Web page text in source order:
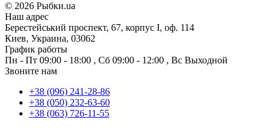
© 2026 Рыбки.ua
Наш адрес
Берестейський проспект, 67, корпус I, оф. 114
Киев, Украина, 03062
График работы
Пн - Пт 09:00 - 18:00 , Сб 09:00 - 12:00 , Вс Выходной
Звоните нам
+38 (096) 241-28-86
+38 (050) 232-63-60
+38 (063) 726-11-55